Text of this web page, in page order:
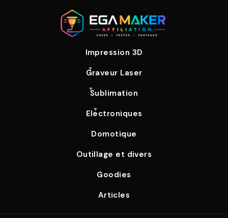
Impression 3D
Graveur Laser
Sublimation
Electroniques
Domotique
Outillage et divers
Goodies
Articles